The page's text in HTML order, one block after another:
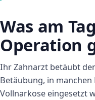
Was am
Operation
Ihr Zahnarzt betäubt
Betäubung, in manchen
Vollnarkose eingesetzt